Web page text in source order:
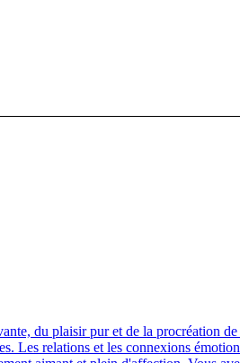
du plaisir pur et de la procréation
Les relations et les connexions